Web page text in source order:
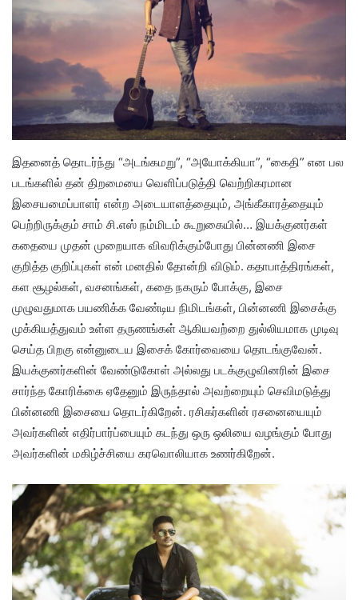
இதனைத் தொடர்ந்து “அடங்கமறு”, “அயோக்கியா”, “கைதி” என பல
படங்களில் தன் திறமையை வெளிப்படுத்தி வெற்றிகரமான
இசையமைப்பாளர் என்ற அடையாளத்தையும், அங்கீகாரத்தையும்
பெற்றிருக்கும் சாம் சி.எஸ் நம்மிடம் கூறுகையில்… இயக்குனர்கள்
கதையை முதன் முறையாக விவரிக்கும்போது பின்னணி இசை
குறித்த குறிப்புகள் என் மனதில் தோன்றி விடும். கதாபாத்திரங்கள்,
கள சூழல்கள், வசனங்கள், கதை நகரும் போக்கு, இசை
முழுவதுமாக பயணிக்க வேண்டிய நிமிடங்கள், பின்னணி இசைக்கு
முக்கியத்துவம் உள்ள தருணங்கள் ஆகியவற்றை துல்லியமாக முடிவு
செய்த பிறகு என்னுடைய இசைக் கோர்வையை தொடங்குவேன்.
இயக்குனர்களின் வேண்டுகோள் அல்லது படக்குழுவினரின் இசை
சார்ந்த கோரிக்கை ஏதேனும் இருந்தால் அவற்றையும் செவிமடுத்து
பின்னணி இசையை தொடர்கிறேன். ரசிகர்களின் ரசனையையும்
அவர்களின் எதிர்பார்ப்பையும் கடந்து ஒரு ஒலியை வழங்கும் போது
அவர்களின் மகிழ்ச்சியை கரவொலியாக உணர்கிறேன்.